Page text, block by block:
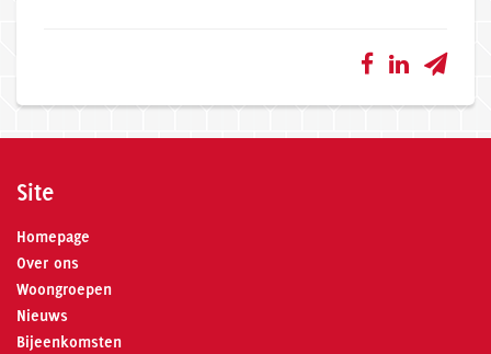
Site
Homepage
Over ons
Woongroepen
Nieuws
Bijeenkomsten